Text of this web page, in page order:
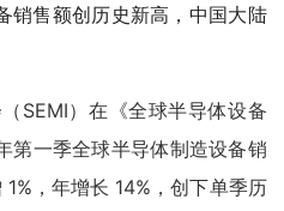
销售额创历史新高，中国大陆
SEMI）在《全球半导体设备
第一季全球半导体制造设备销
，年增长 14%，创下单季历